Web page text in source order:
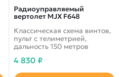
Радиоуправляемый
вертолет MJX F648
Классическая схема винтов,
пульт с телиметрией,
дальность 150 метров
4 830 ₽